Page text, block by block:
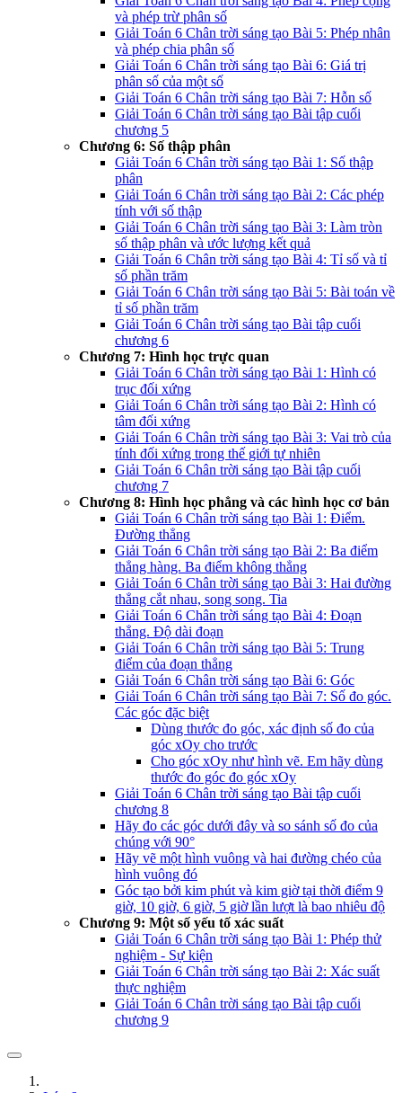
và phép trừ phân số
Giải Toán 6 Chân trời sáng tạo Bài 5: Phép nhân
và phép chia phân số
Giải Toán 6 Chân trời sáng tạo Bài 6: Giá trị
phân số của một số
Giải Toán 6 Chân trời sáng tạo Bài 7: Hỗn số
Giải Toán 6 Chân trời sáng tạo Bài tập cuối
chương 5
Chương 6: Số thập phân
Giải Toán 6 Chân trời sáng tạo Bài 1: Số thập
phân
Giải Toán 6 Chân trời sáng tạo Bài 2: Các phép
tính với số thập
Giải Toán 6 Chân trời sáng tạo Bài 3: Làm tròn
số thập phân và ước lượng kết quả
Giải Toán 6 Chân trời sáng tạo Bài 4: Tỉ số và tỉ
số phần trăm
Giải Toán 6 Chân trời sáng tạo Bài 5: Bài toán về
tỉ số phần trăm
Giải Toán 6 Chân trời sáng tạo Bài tập cuối
chương 6
Chương 7: Hình học trực quan
Giải Toán 6 Chân trời sáng tạo Bài 1: Hình có
trục đối xứng
Giải Toán 6 Chân trời sáng tạo Bài 2: Hình có
tâm đối xứng
Giải Toán 6 Chân trời sáng tạo Bài 3: Vai trò của
tính đối xứng trong thế giới tự nhiên
Giải Toán 6 Chân trời sáng tạo Bài tập cuối
chương 7
Chương 8: Hình học phẳng và các hình học cơ bản
Giải Toán 6 Chân trời sáng tạo Bài 1: Điểm.
Đường thẳng
Giải Toán 6 Chân trời sáng tạo Bài 2: Ba điểm
thẳng hàng. Ba điểm không thẳng
Giải Toán 6 Chân trời sáng tạo Bài 3: Hai đường
thẳng cắt nhau, song song. Tia
Giải Toán 6 Chân trời sáng tạo Bài 4: Đoạn
thẳng. Độ dài đoạn
Giải Toán 6 Chân trời sáng tạo Bài 5: Trung
điểm của đoạn thẳng
Giải Toán 6 Chân trời sáng tạo Bài 6: Góc
Giải Toán 6 Chân trời sáng tạo Bài 7: Số đo góc.
Các góc đặc biệt
Dùng thước đo góc, xác định số đo của
góc xOy cho trước
Cho góc xOy như hình vẽ. Em hãy dùng
thước đo góc đo góc xOy
Giải Toán 6 Chân trời sáng tạo Bài tập cuối
chương 8
Hãy đo các góc dưới đây và so sánh số đo của
chúng với 90°
Hãy vẽ một hình vuông và hai đường chéo của
hình vuông đó
Góc tạo bởi kim phút và kim giờ tại thời điểm 9
giờ, 10 giờ, 6 giờ, 5 giờ lần lượt là bao nhiêu độ
Chương 9: Một số yếu tố xác suất
Giải Toán 6 Chân trời sáng tạo Bài 1: Phép thử
nghiệm - Sự kiện
Giải Toán 6 Chân trời sáng tạo Bài 2: Xác suất
thực nghiệm
Giải Toán 6 Chân trời sáng tạo Bài tập cuối
chương 9